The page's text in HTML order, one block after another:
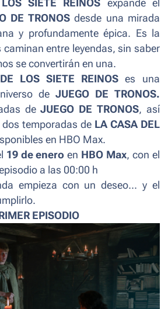
SIETE REINOS expande el
DE TRONOS desde una mirada
y profundamente épica. Es la
caminan entre leyendas, sin saber
se convertirán en una.
LOS SIETE REINOS es una
de JUEGO DE TRONOS.
de JUEGO DE TRONOS, así
temporadas de LA CASA DEL
en HBO Max.
19 de enero en HBO Max, con el
a las 00:00 h
empieza con un deseo... y el
EPISODIO